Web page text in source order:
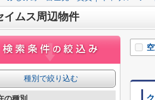
イムス周辺物件
種別で絞り込む